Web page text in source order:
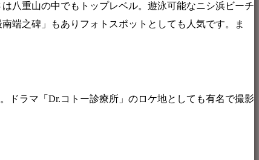
八重山の中でもトップレベル。遊泳可能なニシ浜ビーチ
端之碑」もありフォトスポットとしても人気です。ま
ドラマ「Dr.コトー診療所」のロケ地としても有名で撮影